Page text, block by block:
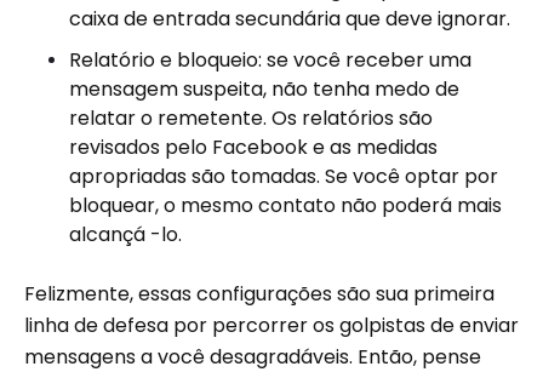
caixa de entrada secundária que deve ignorar.
Relatório e bloqueio: se você receber uma
mensagem suspeita, não tenha medo de
relatar o remetente. Os relatórios são
revisados ​​pelo Facebook e as medidas
apropriadas são tomadas. Se você optar por
bloquear, o mesmo contato não poderá mais
alcançá -lo.
Felizmente, essas configurações são sua primeira
linha de defesa por percorrer os golpistas de enviar
mensagens a você desagradáveis. Então, pense